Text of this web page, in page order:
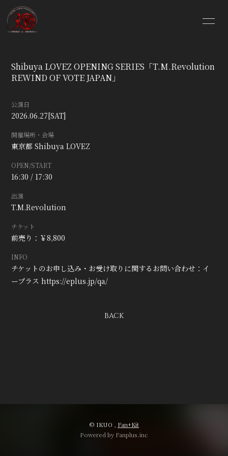
SCHEDULE
PROFILE
VIDEO
BLOG
PHOTO
会員登録
Shibuya LOVEZ OPENING SERIES「T.M.Revolution
REWIND OF VOTE JAPAN」
公演日
2026.06.27[SAT]
開催場所・会場
東京都Shibuya LOVEZ
OPEN/START
16:30 / 17:30
出演
T.M.Revolution
チケット
前売り：￥8,800
INFO
チケットのお申し込み・お受け取りに関するお問い合わせ：イ
ープラス https://eplus.jp/qa/
BACK
© IKUO , Fan+Kit
Powered by Fanplus.inc